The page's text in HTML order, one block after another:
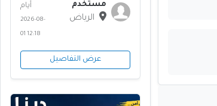
مستخدم
الرياض
أيام
2026-08-
01 12:18
عرض التفاصيل